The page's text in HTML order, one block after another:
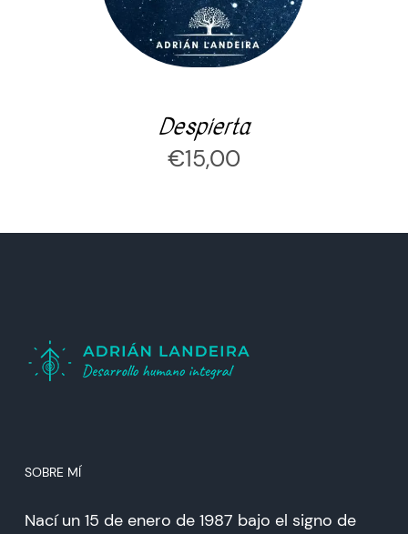
Despierta
€15,00
SOBRE MÍ
Nací un 15 de enero de 1987 bajo el signo de